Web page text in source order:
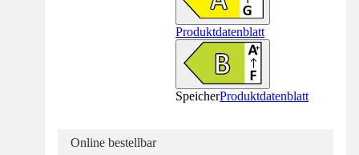
Produktdatenblatt
SpeicherProduktdatenblatt
Online bestellbar